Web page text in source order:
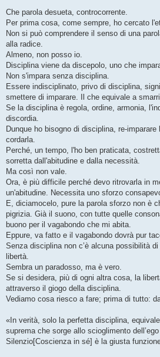
g
i
o
Che parola desueta, controcorrente.
Per prima cosa, come sempre, ho cercato
Non si può comprendere il senso di una
alla radice.
Almeno, non posso io.
Disciplina viene da discepolo, uno che
Non s'impara senza disciplina.
Essere indisciplinato, privo di disciplina,
smettere di imparare. Il che equivale a
Se la disciplina è regola, ordine, armonia,
discordia.
Dunque ho bisogno di disciplina, re-
cordarla.
Perché, un tempo, l'ho ben praticata,
sorretta dall'abitudine e dalla necessità.
Ma così non vale.
Ora, è più difficile perché devo ritrovarla in
un'abitudine. Necessita uno sforzo
E, diciamocelo, pure la parola sforzo non è
pigrizia. Già il suono, con tutte quelle
buono per il vagabondo che mi abita.
Eppure, va fatto e il vagabondo dovrà pur
Senza disciplina non c’è alcuna possibilità
libertà.
Sembra un paradosso, ma è vero.
Se si desidera, più di ogni altra cosa, la
attraverso il giogo della disciplina.
Vediamo cosa riesco a fare; prima di tutto:
«In verità, solo la perfetta disciplina,
suprema che sorge allo scioglimento
Silenzio[Coscienza in sé] è la giusta